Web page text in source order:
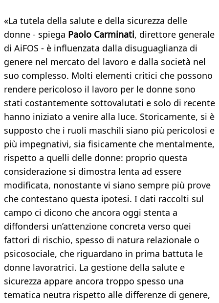
«La tutela della salute e della sicurezza delle
donne - spiega Paolo Carminati, direttore generale
di AiFOS - è influenzata dalla disuguaglianza di
genere nel mercato del lavoro e dalla società nel
suo complesso. Molti elementi critici che possono
rendere pericoloso il lavoro per le donne sono
stati costantemente sottovalutati e solo di recente
hanno iniziato a venire alla luce. Storicamente, si è
supposto che i ruoli maschili siano più pericolosi e
più impegnativi, sia fisicamente che mentalmente,
rispetto a quelli delle donne: proprio questa
considerazione si dimostra lenta ad essere
modificata, nonostante vi siano sempre più prove
che contestano questa ipotesi. I dati raccolti sul
campo ci dicono che ancora oggi stenta a
diffondersi un’attenzione concreta verso quei
fattori di rischio, spesso di natura relazionale o
psicosociale, che riguardano in prima battuta le
donne lavoratrici. La gestione della salute e
sicurezza appare ancora troppo spesso una
tematica neutra rispetto alle differenze di genere,